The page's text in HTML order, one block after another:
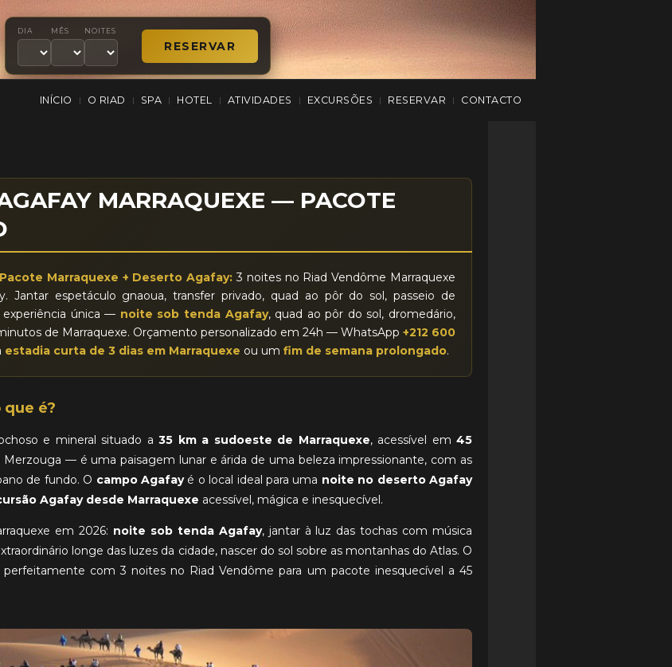
DIA MÊS NOITES
INÍCIO | O RIAD | SPA | HOTEL | ATIVIDADES | EXCURSÕES | RESERVAR | CONTACTO
MARRAQUEXE — PACOTE
Marraquexe + Deserto Agafay: 3 noites no Riad Vendôme Marraquexe
Jantar espetáculo gnaoua, transfer privado, quad ao pôr do sol, passeio de
única — noite sob tenda Agafay, quad ao pôr do sol, dromedário,
de Marraquexe. Orçamento personalizado em 24h — WhatsApp +212 600
estadia curta de 3 dias em Marraquexe ou um fim de semana prolongado.
é?
e mineral situado a 35 km a sudoeste de Marraquexe, acessível em 45
— é uma paisagem lunar e árida de uma beleza impressionante, com as
de fundo. O campo Agafayé o local ideal para uma noite no deserto Agafay
Agafay desde Marraquexe acessível, mágica e inesquecível.
em 2026: noite sob tenda Agafay, jantar à luz das tochas com música
longe das luzes da cidade, nascer do sol sobre as montanhas do Atlas. O
perfeitamente com 3 noites no Riad Vendôme para um pacote inesquecível a 45